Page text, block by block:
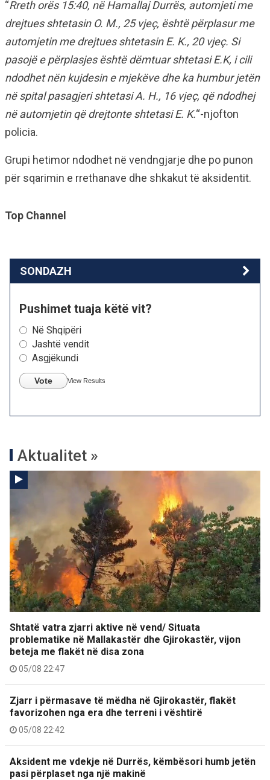
“Rreth orës 15:40, në Hamallaj Durrës, automjeti me
drejtues shtetasin O. M., 25 vjeç, është përplasur me
automjetin me drejtues shtetasin E. K., 20 vjeç. Si
pasojë e përplasjes është dëmtuar shtetasi E.K, i cili
ndodhet nën kujdesin e mjekëve dhe ka humbur jetën
në spital pasagjeri shtetasi A. H., 16 vjeç, që ndodhej
në automjetin që drejtonte shtetasi E. K.“-njofton
policia.
Grupi hetimor ndodhet në vendngjarje dhe po punon
për sqarimin e rrethanave dhe shkakut të aksidentit.
Top Channel
SONDAZH
Pushimet tuaja këtë vit?
Në Shqipëri
Jashtë vendit
Asgjëkundi
Vote View Results
Aktualitet »
Shtatë vatra zjarri aktive në vend/ Situata
problematike në Mallakastër dhe Gjirokastër, vijon
beteja me flakët në disa zona
05/08 22:47
Zjarr i përmasave të mëdha në Gjirokastër, flakët
favorizohen nga era dhe terreni i vështirë
05/08 22:42
Aksident me vdekje në Durrës, këmbësori humb jetën
pasi përplaset nga një makinë